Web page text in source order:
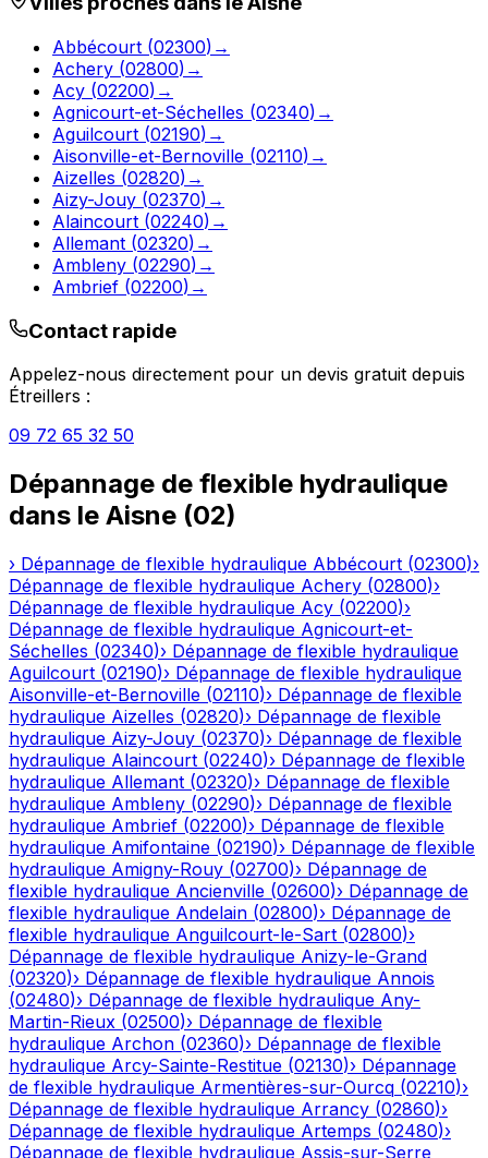
Abbécourt (02300) →
Achery (02800) →
Acy (02200) →
Agnicourt-et-Séchelles (02340) →
Aguilcourt (02190) →
Aisonville-et-Bernoville (02110) →
Aizelles (02820) →
Aizy-Jouy (02370) →
Alaincourt (02240) →
Allemant (02320) →
Ambleny (02290) →
Ambrief (02200) →
Contact rapide
Appelez-nous directement pour un devis gratuit depuis
Étreillers :
09 72 65 32 50
Dépannage de flexible hydraulique
dans le Aisne (02)
› Dépannage de flexible hydraulique Abbécourt (02300)›
Dépannage de flexible hydraulique Achery (02800)›
Dépannage de flexible hydraulique Acy (02200)›
Dépannage de flexible hydraulique Agnicourt-et-
Séchelles (02340)› Dépannage de flexible hydraulique
Aguilcourt (02190)› Dépannage de flexible hydraulique
Aisonville-et-Bernoville (02110)› Dépannage de flexible
hydraulique Aizelles (02820)› Dépannage de flexible
hydraulique Aizy-Jouy (02370)› Dépannage de flexible
hydraulique Alaincourt (02240)› Dépannage de flexible
hydraulique Allemant (02320)› Dépannage de flexible
hydraulique Ambleny (02290)› Dépannage de flexible
hydraulique Ambrief (02200)› Dépannage de flexible
hydraulique Amifontaine (02190)› Dépannage de flexible
hydraulique Amigny-Rouy (02700)› Dépannage de
flexible hydraulique Ancienville (02600)› Dépannage de
flexible hydraulique Andelain (02800)› Dépannage de
flexible hydraulique Anguilcourt-le-Sart (02800)›
Dépannage de flexible hydraulique Anizy-le-Grand
(02320)› Dépannage de flexible hydraulique Annois
(02480)› Dépannage de flexible hydraulique Any-
Martin-Rieux (02500)› Dépannage de flexible
hydraulique Archon (02360)› Dépannage de flexible
hydraulique Arcy-Sainte-Restitue (02130)› Dépannage
de flexible hydraulique Armentières-sur-Ourcq (02210)›
Dépannage de flexible hydraulique Arrancy (02860)›
Dépannage de flexible hydraulique Artemps (02480)›
Dépannage de flexible hydraulique Assis-sur-Serre